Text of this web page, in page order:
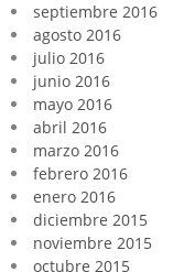
septiembre 2016
agosto 2016
julio 2016
junio 2016
mayo 2016
abril 2016
marzo 2016
febrero 2016
enero 2016
diciembre 2015
noviembre 2015
octubre 2015